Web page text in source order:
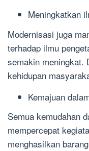
Meningkatkan
Modernisasi juga
terhadap ilmu
semakin meningkat.
kehidupan
Kemajuan
Semua kemudahan
mempercepat
menghasilkan